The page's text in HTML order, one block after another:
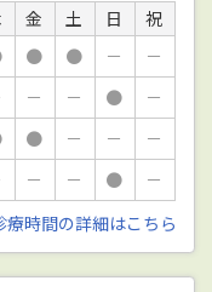
金 土 日
祝
● ● －
－
－ － ●
－
● － －
－
－ － ●
－
療時間の詳細はこちら